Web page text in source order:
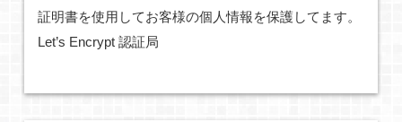
証明書を使用してお客様の個人情報を保護してます。
Let’s Encrypt 認証局